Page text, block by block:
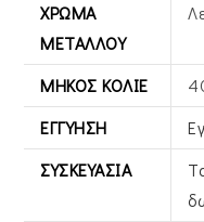
ΧΡΏΜΑ
ΜΕΤΆΛΛΟΥ
ΜΉΚΟΣ ΚΟΛΙΈ
ΕΓΓΎΗΣΗ
ΣΥΣΚΕΥΑΣΊΑ